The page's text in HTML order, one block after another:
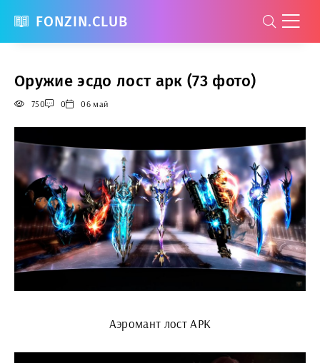
FONZIN.CLUB
Оружие эсдо лост арк (73 фото)
750 0 06 май
Аэромант лост АРК